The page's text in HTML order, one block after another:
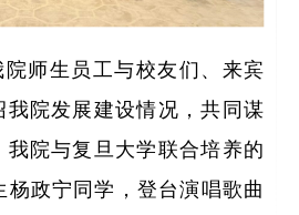
师生员工与校友们、来宾
我院发展建设情况，共同谋
院与复旦大学联合培养的
杨政宁同学，登台演唱歌曲